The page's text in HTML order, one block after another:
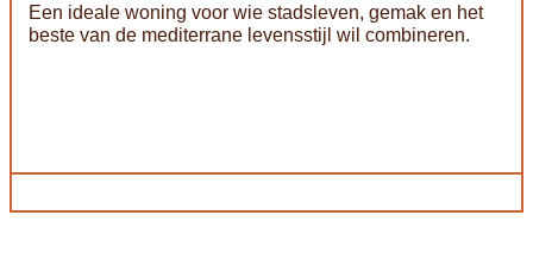
Een ideale woning voor wie stadsleven, gemak en het
beste van de mediterrane levensstijl wil combineren.